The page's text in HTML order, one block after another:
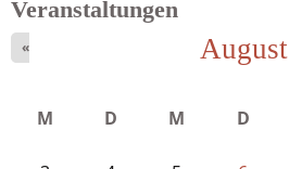
Veranstaltungen
August
«
M D M D